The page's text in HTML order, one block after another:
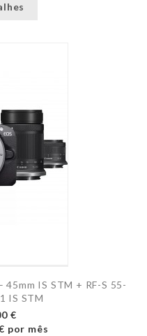
45mm IS STM + RF-S 55-
IS STM
€
por mês